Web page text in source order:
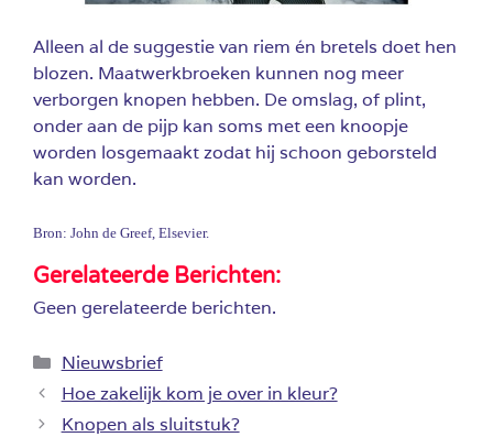
Alleen al de suggestie van riem én bretels doet hen
blozen. Maatwerkbroeken kunnen nog meer
verborgen knopen hebben. De omslag, of plint,
onder aan de pijp kan soms met een knoopje
worden losgemaakt zodat hij schoon geborsteld
kan worden.
Bron: John de Greef, Elsevier.
Gerelateerde Berichten:
Geen gerelateerde berichten.
Categorieën
Nieuwsbrief
Hoe zakelijk kom je over in kleur?
Knopen als sluitstuk?